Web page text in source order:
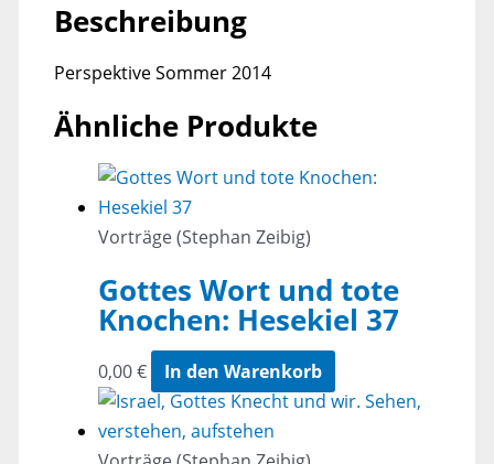
Beschreibung
Perspektive Sommer 2014
Ähnliche Produkte
Vorträge (Stephan Zeibig)
Gottes Wort und tote
Knochen: Hesekiel 37
0,00€ In den Warenkorb